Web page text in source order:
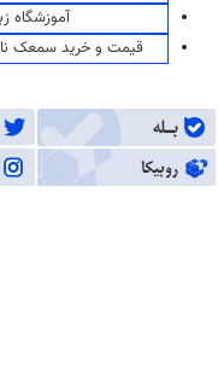
آموزشگاه
قیمت و خرید سمعک